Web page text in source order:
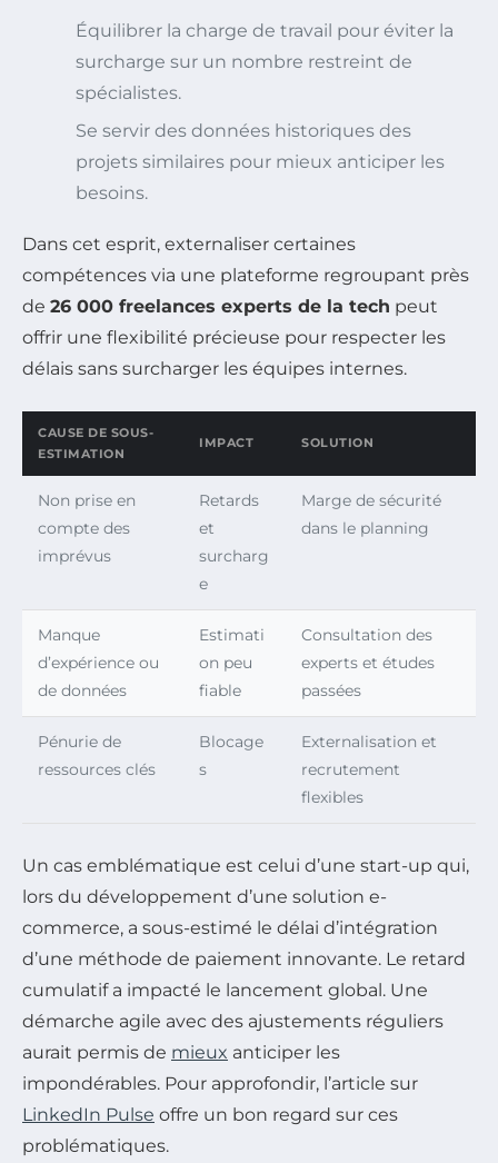
Équilibrer la charge de travail pour éviter la
surcharge sur un nombre restreint de
spécialistes.
Se servir des données historiques des
projets similaires pour mieux anticiper les
besoins.
Dans cet esprit, externaliser certaines
compétences via une plateforme regroupant près
de 26 000 freelances experts de la tech peut
offrir une flexibilité précieuse pour respecter les
délais sans surcharger les équipes internes.
CAUSE DE SOUS-
ESTIMATION
IMPACT SOLUTION
Non prise en
compte des
imprévus
Retards
et
surcharg
e
Marge de sécurité
dans le planning
Manque
d’expérience ou
de données
Estimati
on peu
fiable
Consultation des
experts et études
passées
Pénurie de
ressources clés
Blocage
s
Externalisation et
recrutement
flexibles
Un cas emblématique est celui d’une start-up qui,
lors du développement d’une solution e-
commerce, a sous-estimé le délai d’intégration
d’une méthode de paiement innovante. Le retard
cumulatif a impacté le lancement global. Une
démarche agile avec des ajustements réguliers
aurait permis de mieux anticiper les
impondérables. Pour approfondir, l’article sur
LinkedIn Pulse offre un bon regard sur ces
problématiques.